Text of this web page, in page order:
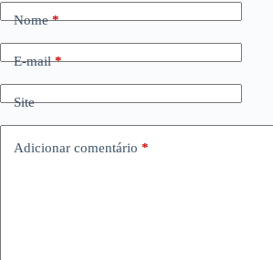
Nome*
E-mail*
Site
Adicionar comentário *